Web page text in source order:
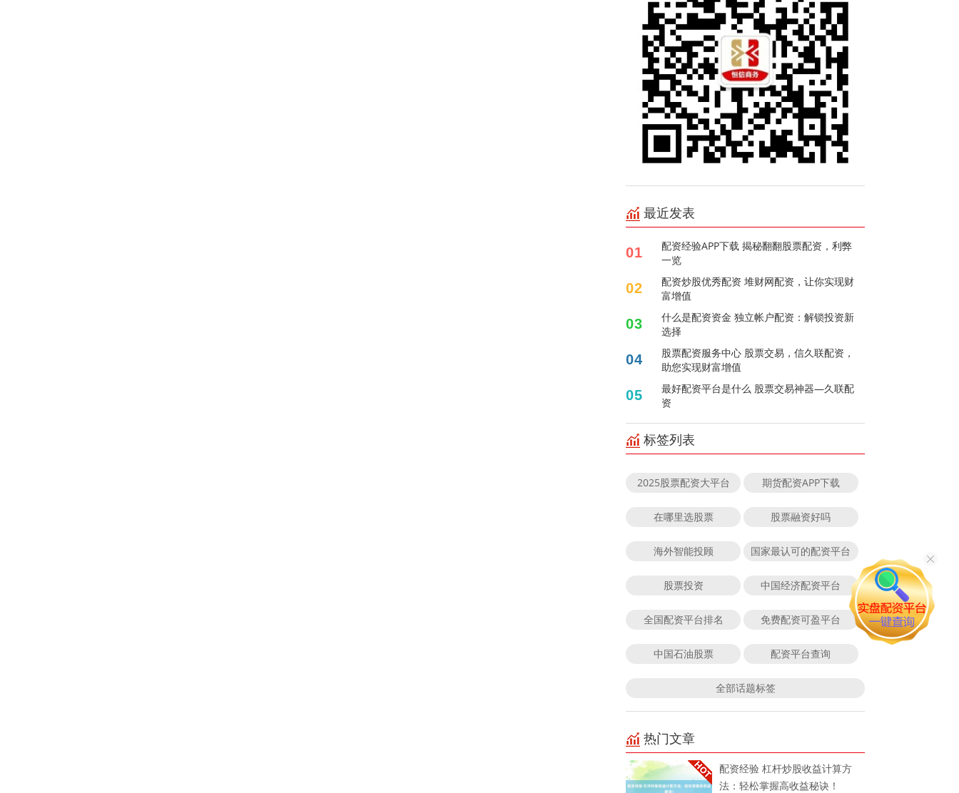
最近发表
01
配资经验APP下载 揭秘翻翻股票配资，利弊
一览
02
配资炒股优秀配资 堆财网配资，让你实现财
富增值
03
什么是配资资金 独立帐户配资：解锁投资新
选择
04
股票配资服务中心 股票交易，信久联配资，
助您实现财富增值
05
最好配资平台是什么 股票交易神器—久联配
资
标签列表
2025股票配资大平台 期货配资APP下载
在哪里选股票 股票融资好吗
海外智能投顾 国家最认可的配资平台
股票投资 中国经济配资平台
全国配资平台排名 免费配资可盈平台
中国石油股票 配资平台查询
全部话题标签
热门文章
配资经验 杠杆炒股收益计算方
法：轻松掌握高收益秘诀！